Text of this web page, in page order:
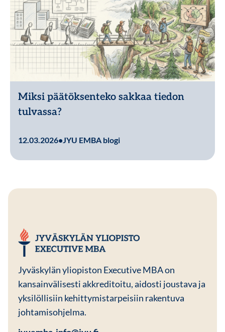
Miksi päätöksenteko sakkaa tiedon
tulvassa?
12.03.2026•JYU EMBA blogi
Jyväskylän yliopiston Executive MBA on
kansainvälisesti akkreditoitu, aidosti joustava ja
yksilöllisiin kehittymistarpeisiin rakentuva
johtamisohjelma.